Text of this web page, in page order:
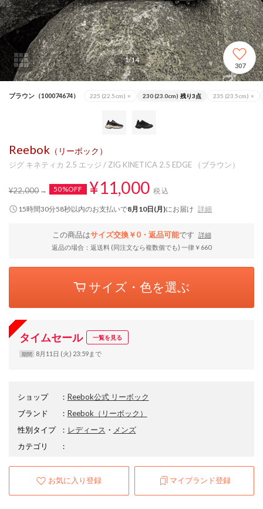
1/14
307
ブラウン（100074674） 225 (22.5cm) × 230 (23.0cm) 残り3点 235 (23.5cm) ×
Reebok （リーボック）
ジグ キネティカ 2.5 エッジ / ZIG KINETICA 2.5 EDGE （ブラウン）
¥22,000 50%OFF ¥11,000 税込
15時間30分57秒以内のお支払いで8月10日(月)にお届け 詳細
この商品はサイズ交換￥0・返品可能です
詳細
返品の場合：返送料 (同注文なら複数個でも) 一律￥660
サイズ・色を選ぶ
タイムセール 一覧を見る
期間 8月11日 (火) 23:59まで
ショップ ： Reebok公式 リーボック
ブランド
： Reebok （リーボック）
性別タイプ
： レディース ・ メンズ
カテゴリ
：
お気に入り登録 マイブランド登録